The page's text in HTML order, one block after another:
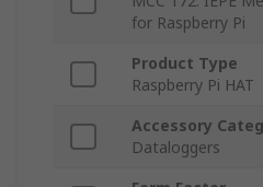
for Raspberry Pi
Product Type
Raspberry Pi HAT
Accessory
Dataloggers